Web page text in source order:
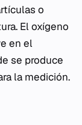
o
El oxígeno
en el
se produce
la medición.